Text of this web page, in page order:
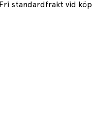
Fri standardfrakt vid